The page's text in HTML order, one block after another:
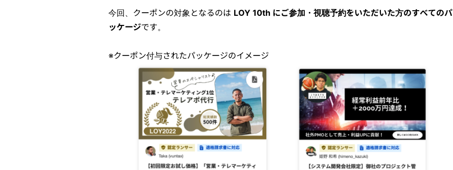
今回、クーポンの対象となるのは LOY 10th にご参加・視聴予約をいただいた方のすべてのパ
ッケージです。
※クーポン付与されたパッケージのイメージ